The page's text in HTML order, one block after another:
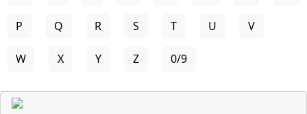
P Q R S T U V
W X Y Z 0/9